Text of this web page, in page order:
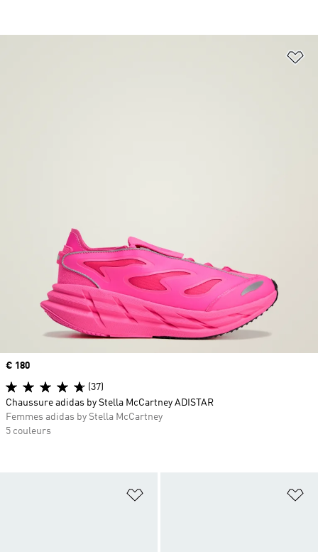
Ajouter à la Liste de produits
Prix
€ 180
(37)
Chaussure adidas by Stella McCartney ADISTAR
Femmes adidas by Stella McCartney
5 couleurs